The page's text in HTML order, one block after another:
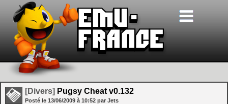
[Divers] Pugsy Cheat v0.132
Posté le 13/06/2009 à 10:52 par Jets